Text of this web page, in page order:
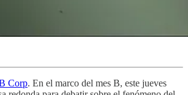
Corp. En el marco del mes B, este jueves